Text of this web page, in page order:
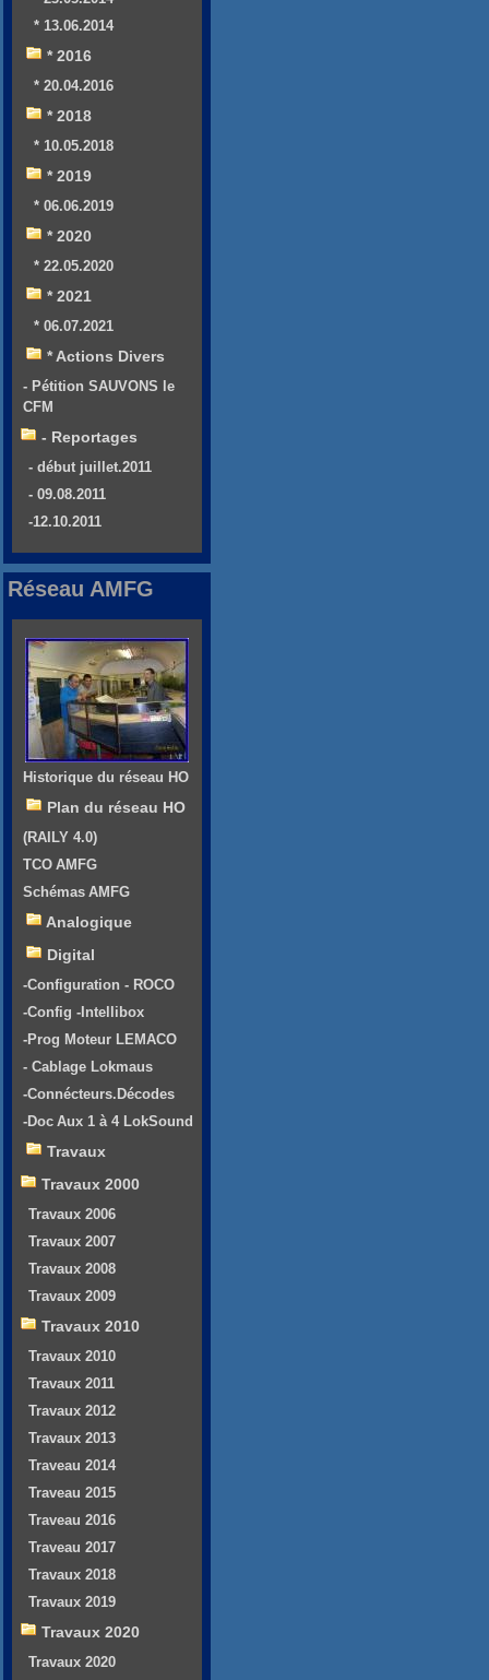
* 13.06.2014
* 2016
* 20.04.2016
* 2018
* 10.05.2018
* 2019
* 06.06.2019
* 2020
* 22.05.2020
* 2021
* 06.07.2021
* Actions Divers
- Pétition SAUVONS le
CFM
- Reportages
- début juillet.2011
- 09.08.2011
-12.10.2011
Réseau AMFG
Historique du réseau HO
Plan du réseau HO
(RAILY 4.0)
TCO AMFG
Schémas AMFG
Analogique
Digital
-Configuration - ROCO
-Config -Intellibox
-Prog Moteur LEMACO
- Cablage Lokmaus
-Connécteurs.Décodes
-Doc Aux 1 à 4 LokSound
Travaux
Travaux 2000
Travaux 2006
Travaux 2007
Travaux 2008
Travaux 2009
Travaux 2010
Travaux 2010
Travaux 2011
Travaux 2012
Travaux 2013
Traveau 2014
Traveau 2015
Traveau 2016
Traveau 2017
Travaux 2018
Travaux 2019
Travaux 2020
Travaux 2020